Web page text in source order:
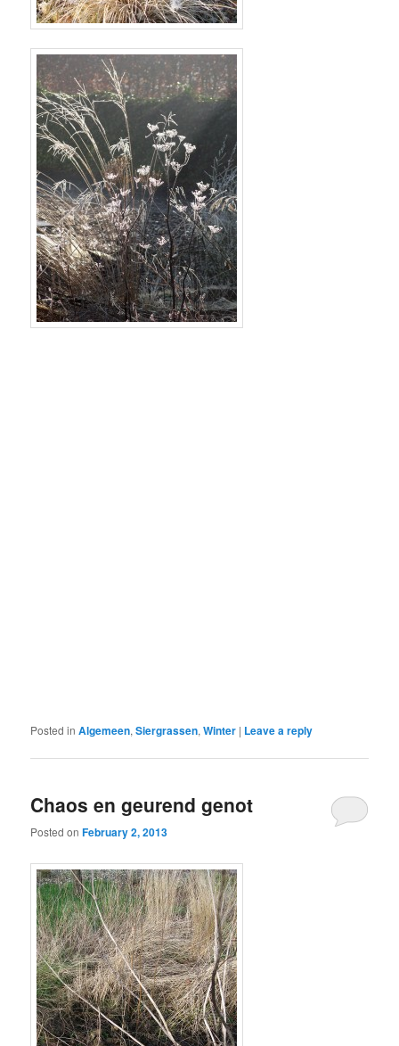
Posted in Algemeen,Siergrassen,Winter | Leave a reply
Chaos en geurend genot
Posted onFebruary 2, 2013